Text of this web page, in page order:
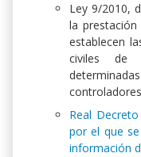
Ley 9/2010,
la
establecen
civiles de
Real
por el que
información